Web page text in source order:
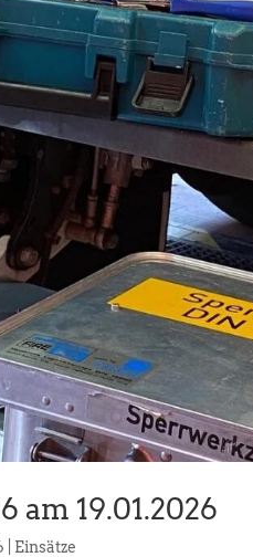
am 19.01.2026
Einsätze